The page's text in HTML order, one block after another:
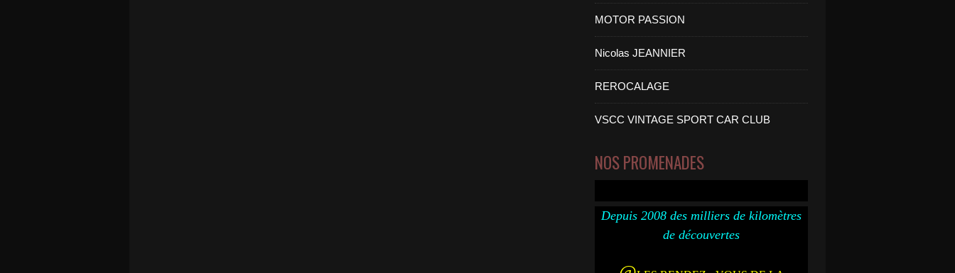
MOTOR PASSION
Nicolas JEANNIER
REROCALAGE
VSCC VINTAGE SPORT CAR CLUB
NOS PROMENADES
Depuis 2008 des milliers de kilomètres
de découvertes